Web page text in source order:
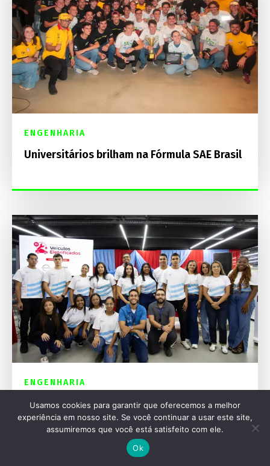
ENGENHARIA
Universitários brilham na Fórmula SAE Brasil
ENGENHARIA
Nissan e Firjan formam primeira turma em
carros elétricos
Usamos cookies para garantir que oferecemos a melhor
experiência em nosso site. Se você continuar a usar este site,
assumiremos que você está satisfeito com ele.
Ok